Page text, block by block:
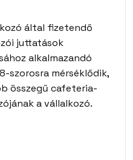
által fizetendő
juttatások
alkalmazandó
szorosra mérséklődik,
összegű cafeteria-
a vállalkozó.